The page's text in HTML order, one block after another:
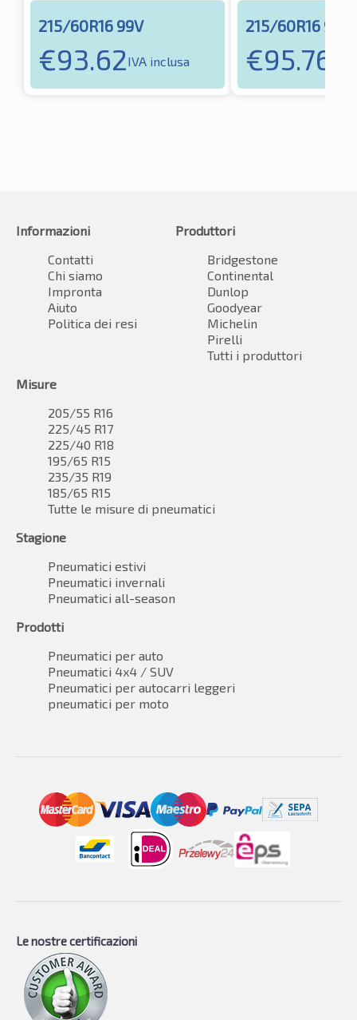
215/60R16 99V
€93.62IVA inclusa
215/60R16 95H
€95.76
Informazioni
Contatti
Chi siamo
Impronta
Aiuto
Politica dei resi
Produttori
Bridgestone
Continental
Dunlop
Goodyear
Michelin
Pirelli
Tutti i produttori
Misure
205/55 R16
225/45 R17
225/40 R18
195/65 R15
235/35 R19
185/65 R15
Tutte le misure di pneumatici
Stagione
Pneumatici estivi
Pneumatici invernali
Pneumatici all-season
Prodotti
Pneumatici per auto
Pneumatici 4x4 / SUV
Pneumatici per autocarri leggeri
pneumatici per moto
Le nostre certificazioni